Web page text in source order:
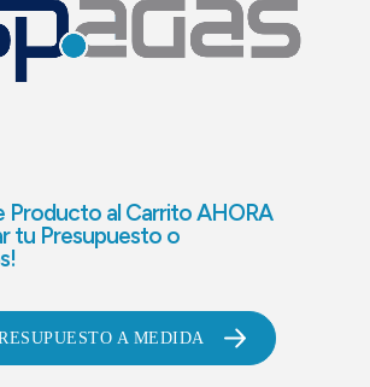
Producto al Carrito AHORA
tu Presupuesto o
A MEDIDA